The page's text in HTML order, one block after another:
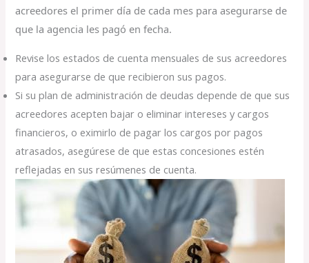
acreedores el primer día de cada mes para asegurarse de
que la agencia les pagó en fecha.
Revise los estados de cuenta mensuales de sus acreedores
para asegurarse de que recibieron sus pagos.
Si su plan de administración de deudas depende de que sus
acreedores acepten bajar o eliminar intereses y cargos
financieros, o eximirlo de pagar los cargos por pagos
atrasados, asegúrese de que estas concesiones estén
reflejadas en sus resúmenes de cuenta.